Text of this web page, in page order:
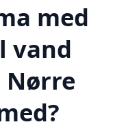
med
vand